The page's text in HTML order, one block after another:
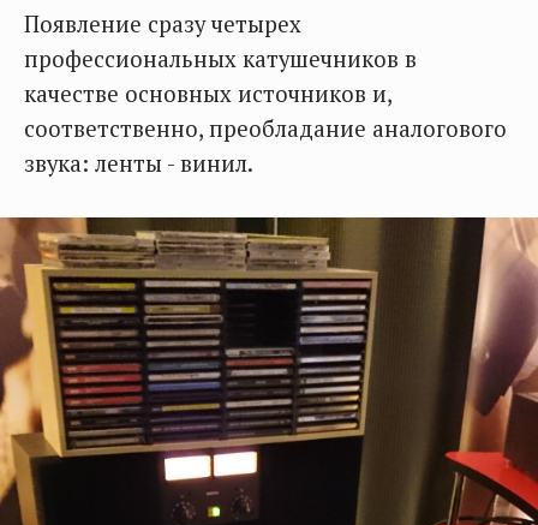
Появление сразу четырех
профессиональных катушечников в
качестве основных источников и,
соответственно, преобладание аналогового
звука: ленты - винил.